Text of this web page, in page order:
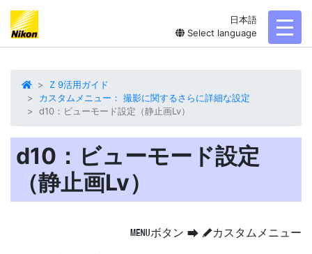
日本語
Select language
Z 9活用ガイド
カスタムメニュー： 撮影に関するさらに詳細な設定
d10：ビューモード設定（静止画Lv）
d10：ビューモード設定
（静止画Lv）
Gボタン U Aカスタムメニュー